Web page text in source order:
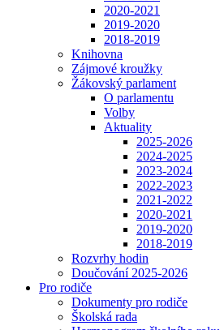
2020-2021
2019-2020
2018-2019
Knihovna
Zájmové kroužky
Žákovský parlament
O parlamentu
Volby
Aktuality
2025-2026
2024-2025
2023-2024
2022-2023
2021-2022
2020-2021
2019-2020
2018-2019
Rozvrhy hodin
Doučování 2025-2026
Pro rodiče
Dokumenty pro rodiče
Školská rada